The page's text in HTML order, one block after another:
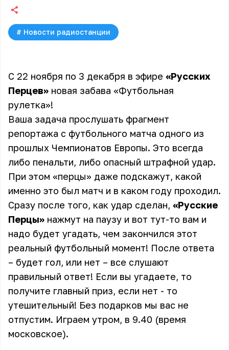
# Новости радиостанции
С 22 ноября по 3 декабря в эфире «Русских
Перцев» новая забава «Футбольная
рулетка»!
Ваша задача прослушать фрагмент
репортажа с футбольного матча одного из
прошлых Чемпионатов Европы. Это всегда
либо пенальти, либо опасный штрафной удар.
При этом «перцы» даже подскажут, какой
именно это был матч и в каком году проходил.
Сразу после того, как удар сделан, «Русские
Перцы» нажмут на паузу и вот тут-то вам и
надо будет угадать, чем закончился этот
реальный футбольный момент! После ответа
– будет гол, или нет – все слушают
правильный ответ! Если вы угадаете, то
получите главный приз, если нет - то
утешительный! Без подарков мы вас не
отпустим. Играем утром, в 9.40 (время
московское).